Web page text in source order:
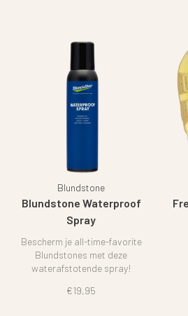
Blundstone
Blundstone Waterproof
Spray
Bescherm je all-time-favorite
Blundstones met deze
waterafstotende spray!
€19,95